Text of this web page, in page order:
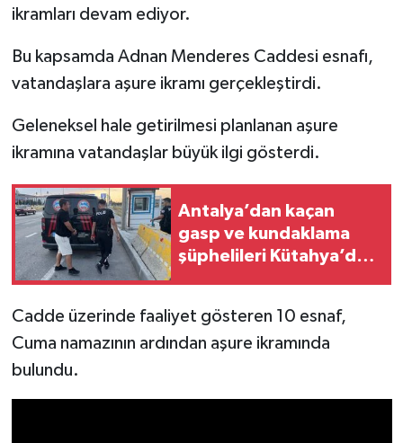
ikramları devam ediyor.
Bu kapsamda Adnan Menderes Caddesi esnafı,
vatandaşlara aşure ikramı gerçekleştirdi.
Geleneksel hale getirilmesi planlanan aşure
ikramına vatandaşlar büyük ilgi gösterdi.
Antalya’dan kaçan
gasp ve kundaklama
şüphelileri Kütahya’da
Cadde üzerinde faaliyet gösteren 10 esnaf,
Cuma namazının ardından aşure ikramında
bulundu.
İlçeler
Köşe Yazıları
Kütahya
Magazin
Otomobil
Politika